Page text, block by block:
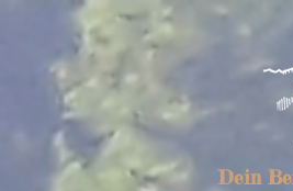
Dein